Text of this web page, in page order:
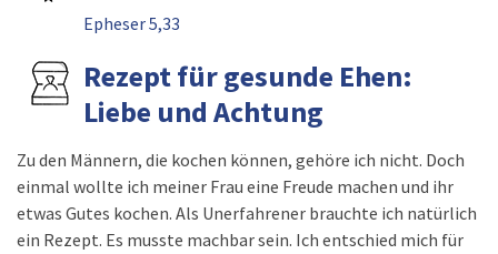
Epheser 5,33
Rezept für gesunde Ehen:
Liebe und Achtung
Zu den Männern, die kochen können, gehöre ich nicht. Doch
einmal wollte ich meiner Frau eine Freude machen und ihr
etwas Gutes kochen. Als Unerfahrener brauchte ich natürlich
ein Rezept. Es musste machbar sein. Ich entschied mich für